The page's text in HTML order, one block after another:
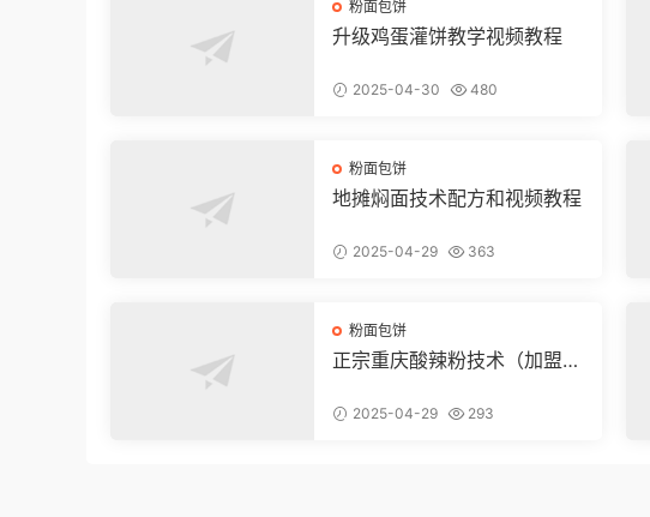
粉面包饼
升级鸡蛋灌饼教学视频教程
2025-04-30 480
粉面包饼
地摊焖面技术配方和视频教程
2025-04-29 363
粉面包饼
正宗重庆酸辣粉技术（加盟店
2025-04-29 293